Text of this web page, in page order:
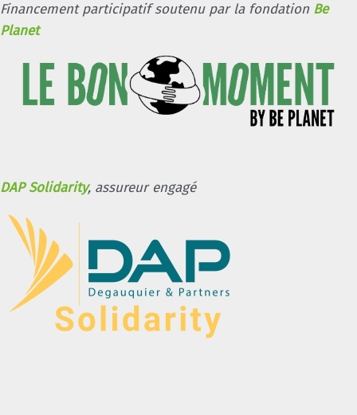
Financement participatif soutenu par la fondation Be
Planet
DAP Solidarity, assureur engagé